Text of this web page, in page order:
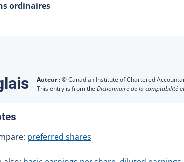
ordinaires
Auteur :© Canadian Institute of Chartered
This entry is from the Dictionnaire de la comptabilité
preferred shares.